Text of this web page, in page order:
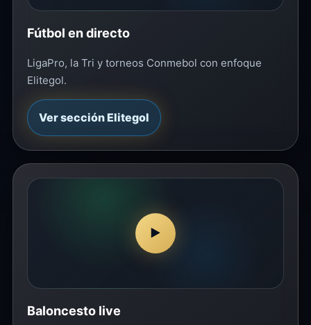
Fútbol en directo
LigaPro, la Tri y torneos Conmebol con enfoque
Elitegol.
Ver sección Elitegol
▶
Baloncesto live